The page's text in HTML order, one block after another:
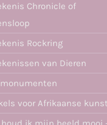
Chronicle of
Rockring
van Dieren
voor Afrikaanse kunst